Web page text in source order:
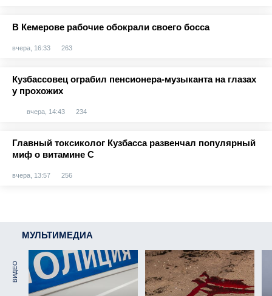
В Кемерове рабочие обокрали своего босса
вчера, 16:33 263
Кузбассовец ограбил пенсионера-музыканта на глазах
у прохожих
вчера, 14:43 234
Главный токсиколог Кузбасса развенчал популярный
миф о витамине С
вчера, 13:57 256
МУЛЬТИМЕДИА
ВИДЕО